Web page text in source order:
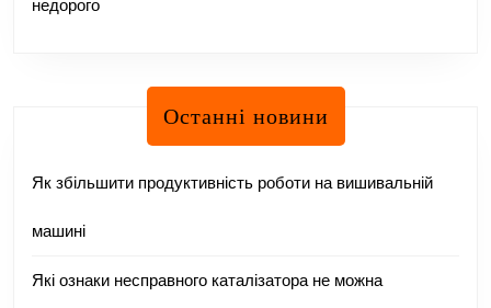
недорого
Останні новини
Як збільшити продуктивність роботи на вишивальній
машині
Які ознаки несправного каталізатора не можна